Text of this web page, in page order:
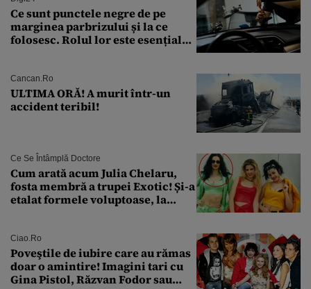
Ce sunt punctele negre de pe
marginea parbrizului și la ce
folosesc. Rolul lor este esențial
Cancan.ro
ULTIMA ORĂ! A murit într-un
accident teribil!
Ce Se Întâmplă Doctore
Cum arată acum Julia Chelaru,
fosta membră a trupei Exotic! Și-a
etalat formele voluptoase, la
Ciao.ro
Poveştile de iubire care au rămas
doar o amintire! Imagini tari cu
Gina Pistol, Răzvan Fodor sau